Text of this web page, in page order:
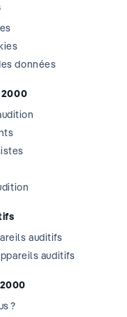
données
2000
auditifs
auditifs
?